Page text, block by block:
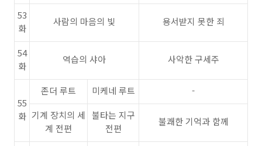
53
화
사람의 마음의 빛 용서받지 못한 죄
54
화
역습의 샤아 사악한 구세주
55
화
존더 루트 미케네 루트
-
기계 장치의 세
계 전편
불타는 지구
전편
불쾌한 기억과 함께